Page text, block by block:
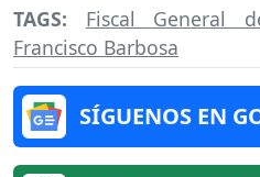
TAGS: Fiscal General
Francisco Barbosa
SÍGUENOS EN